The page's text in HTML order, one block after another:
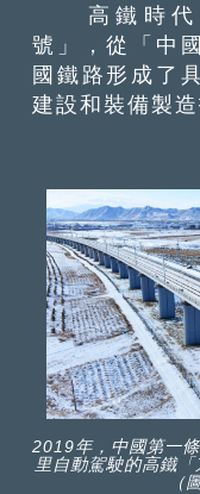
高鐵時代
號」，從「中
國鐵路形成了
建設和裝備製造
2019年，中國第一
里自動駕駛的高鐵
（